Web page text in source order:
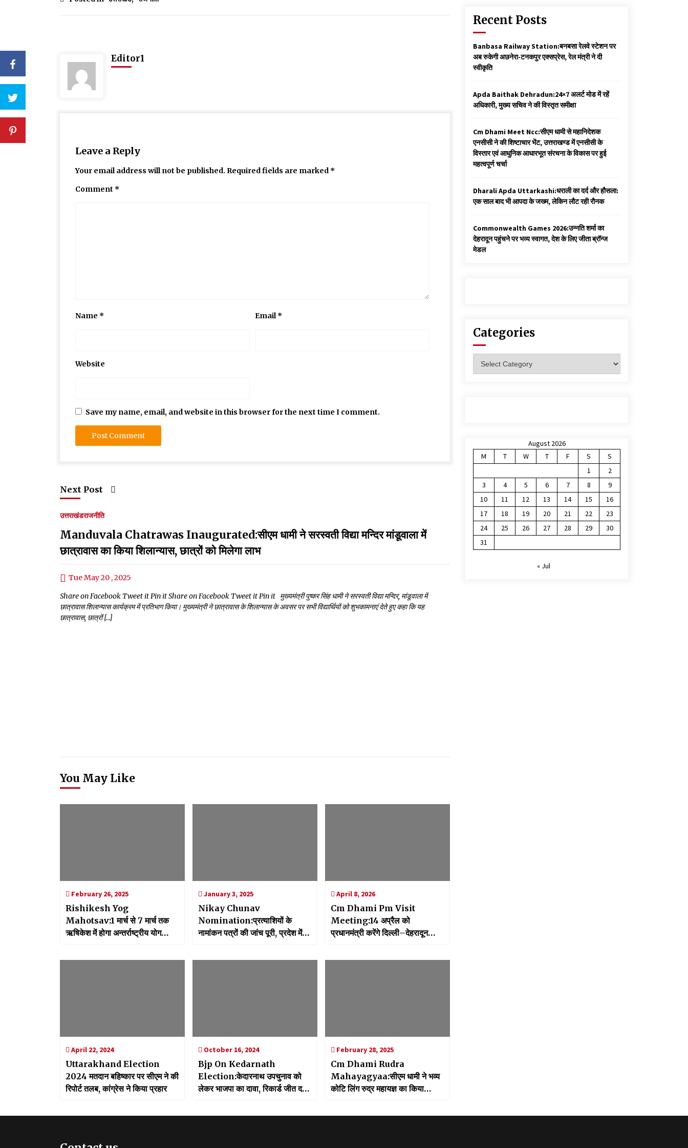
Editor1
Leave a Reply
Your email address will not be published. Required fields are marked *
Comment *
Name * Email*
Website
Save my name, email, and website in this browser for the next time I comment.
Next Post
उत्तराखंडराजनीति
Manduvala Chatrawas Inaugurated:सीएम धामी ने सरस्वती विद्या मन्दिर मांडूवाला में
छात्रावास का किया शिलान्यास, छात्रों को मिलेगा लाभ
Tue May 20 , 2025
Share on Facebook Tweet it Pin it Share on Facebook Tweet it Pin it मुख्यमंत्री पुष्कर सिंह धामी ने सरस्वती विद्या मन्दिर, मांडूवाला में
छात्रावास शिलान्यास कार्यक्रम में प्रतिभाग किया। मुख्यमंत्री ने छात्रावास के शिलान्यास के अवसर पर सभी विद्यार्थियों को शुभकामनाएं देते हुए कहा कि यह
छात्रावास, छात्रों […]
You May Like
February 26, 2025
Rishikesh Yog
Mahotsav:1 मार्च से 7 मार्च तक
ऋषिकेश में होगा अन्तर्राष्ट्रीय योग
January 3, 2025
Nikay Chunav
Nomination:प्रत्याशियों के
नामांकन पत्रों की जांच पूरी, प्रदेश में
April 8, 2026
Cm Dhami Pm Visit
Meeting:14 अप्रैल को
प्रधानमंत्री करेंगे दिल्ली–देहरादून
April 22, 2024
Uttarakhand Election
2024 मतदान बहिष्कार पर सीएम ने की
रिपोर्ट तलब, कांग्रेस ने किया प्रहार
October 16, 2024
Bjp On Kedarnath
Election:केदारनाथ उपचुनाव को
लेकर भाजपा का दावा, रिकार्ड जीत दर्ज
February 28, 2025
Cm Dhami Rudra
Mahayagyaa:सीएम धामी ने भव्य
कोटि लिंग रुद्र महायज्ञ का किया
Recent Posts
Banbasa Railway Station:बनबसा रेलवे स्टेशन पर
अब रुकेगी अछनेरा-टनकपुर एक्सप्रेस, रेल मंत्री ने दी
स्वीकृति
Apda Baithak Dehradun:24×7 अलर्ट मोड में रहें
अधिकारी, मुख्य सचिव ने की विस्तृत समीक्षा
Cm Dhami Meet Ncc:सीएम धामी से महानिदेशक
एनसीसी ने की शिष्टाचार भेंट, उत्तराखण्ड में एनसीसी के
विस्तार एवं आधुनिक आधारभूत संरचना के विकास पर हुई
महत्वपूर्ण चर्चा
Dharali Apda Uttarkashi:धराली का दर्द और हौसला:
एक साल बाद भी आपदा के जख्म, लेकिन लौट रही रौनक
Commonwealth Games 2026:उन्नति शर्मा का
देहरादून पहुंचने पर भव्य स्वागत, देश के लिए जीता ब्रॉन्ज
मेडल
Categories
August 2026
M
T W T F S
S
1
2
3
4 5 6 7 8
9
10
11 12 13 14 15
16
17
18 19 20 21 22
23
24
25 26 27 28 29
30
31
« Jul